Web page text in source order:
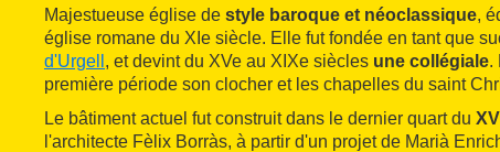
Majestueuse église de style baroque et néoclassique,
église romane du XIe siècle. Elle fut fondée en tant que
d'Urgell , et devint du XVe au XIXe siècles une collégiale.
première période son clocher et les chapelles du saint
Le bâtiment actuel fut construit dans le dernier quart du
l'architecte Fèlix Borràs, à partir d'un projet de Marià